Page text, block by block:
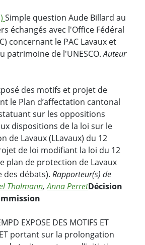
Simple question Aude Billard au
échangés avec l'Office Fédéral
concernant le PAC Lavaux et
patrimoine de l'UNESCO.Auteur
des motifs et projet de
le Plan d’affectation cantonal
sur les oppositions
dispositions de la loi sur le
de Lavaux (LLavaux) du 12
de loi modifiant la loi du 12
plan de protection de Lavaux
des débats). Rapporteur(s) de
Thalmann,Anna PerretDécision
EXPOSE DES MOTIFS ET
portant sur la prolongation